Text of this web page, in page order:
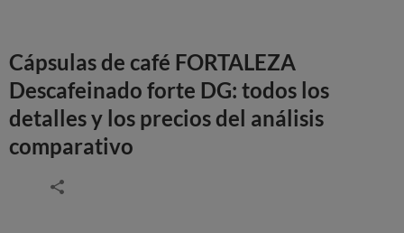
Cápsulas de café FORTALEZA
Descafeinado forte DG: todos los
detalles y los precios del análisis
comparativo